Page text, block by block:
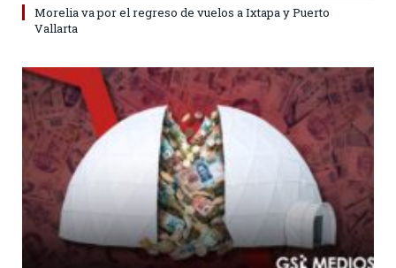
Morelia va por el regreso de vuelos a Ixtapa y Puerto
Vallarta